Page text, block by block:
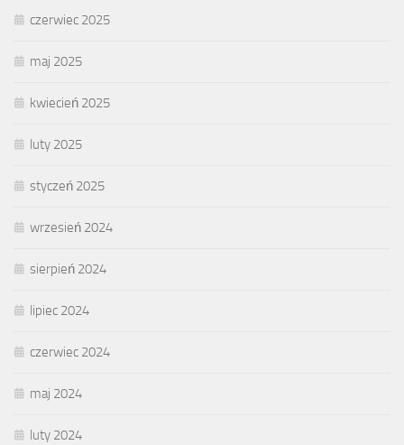
czerwiec 2025
maj 2025
kwiecień 2025
luty 2025
styczeń 2025
wrzesień 2024
sierpień 2024
lipiec 2024
czerwiec 2024
maj 2024
luty 2024